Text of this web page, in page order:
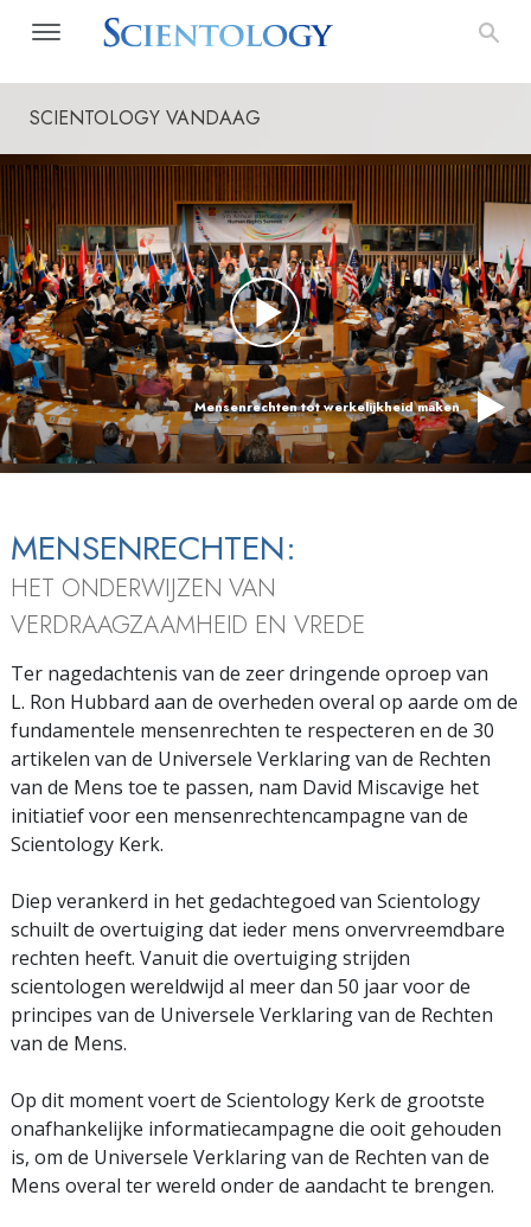
SCIENTOLOGY VANDAAG
Mensenrechten tot werkelijkheid maken
MENSENRECHTEN:
HET ONDERWIJZEN VAN
VERDRAAGZAAMHEID EN VREDE
Ter nagedachtenis van de zeer dringende oproep van
L. Ron Hubbard aan de overheden overal op aarde om de
fundamentele mensenrechten te respecteren en de 30
artikelen van de Universele Verklaring van de Rechten
van de Mens toe te passen, nam David Miscavige het
initiatief voor een mensenrechtencampagne van de
Scientology Kerk.
Diep verankerd in het gedachtegoed van Scientology
schuilt de overtuiging dat ieder mens onvervreemdbare
rechten heeft. Vanuit die overtuiging strijden
scientologen wereldwijd al meer dan 50 jaar voor de
principes van de Universele Verklaring van de Rechten
van de Mens.
Op dit moment voert de Scientology Kerk de grootste
onafhankelijke informatiecampagne die ooit gehouden
is, om de Universele Verklaring van de Rechten van de
Mens overal ter wereld onder de aandacht te brengen.